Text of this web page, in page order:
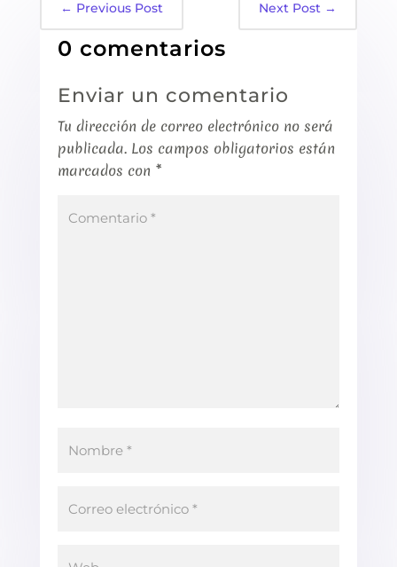
← Previous Post Next Post →
0 comentarios
Enviar un comentario
Tu dirección de correo electrónico no será
publicada. Los campos obligatorios están
marcados con *